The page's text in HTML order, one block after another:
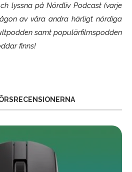
lyssna på Nördliv Podcast (varje
av våra andra härligt nördiga
samt populärfilmspodden
finns!